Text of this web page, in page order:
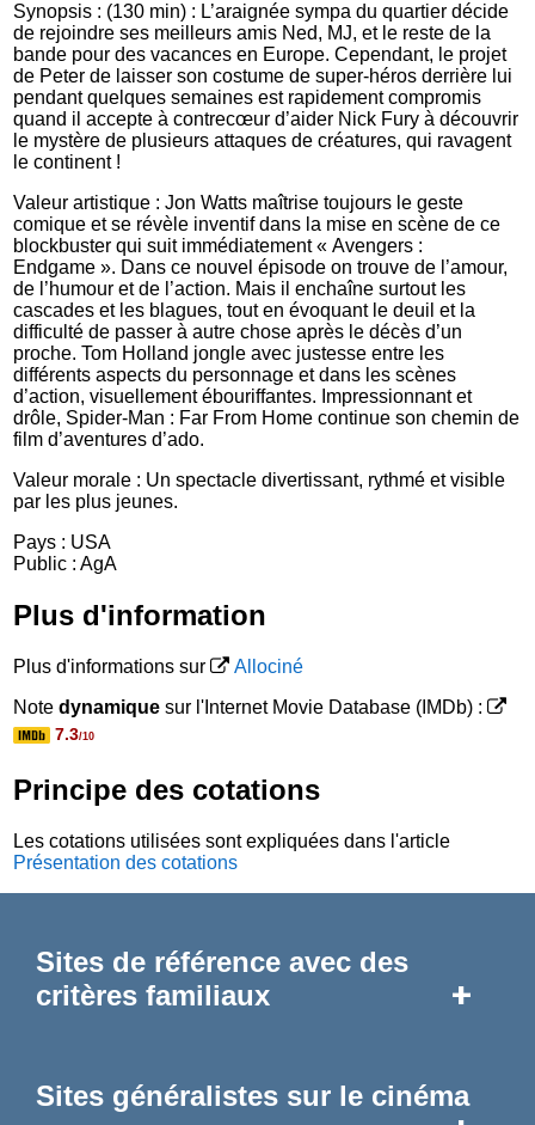
Synopsis : (130 min) : L’araignée sympa du quartier décide
de rejoindre ses meilleurs amis Ned, MJ, et le reste de la
bande pour des vacances en Europe. Cependant, le projet
de Peter de laisser son costume de super-héros derrière lui
pendant quelques semaines est rapidement compromis
quand il accepte à contrecœur d’aider Nick Fury à découvrir
le mystère de plusieurs attaques de créatures, qui ravagent
le continent !
Valeur artistique : Jon Watts maîtrise toujours le geste
comique et se révèle inventif dans la mise en scène de ce
blockbuster qui suit immédiatement « Avengers :
Endgame ». Dans ce nouvel épisode on trouve de l’amour,
de l’humour et de l’action. Mais il enchaîne surtout les
cascades et les blagues, tout en évoquant le deuil et la
difficulté de passer à autre chose après le décès d’un
proche. Tom Holland jongle avec justesse entre les
différents aspects du personnage et dans les scènes
d’action, visuellement ébouriffantes. Impressionnant et
drôle, Spider-Man : Far From Home continue son chemin de
film d’aventures d’ado.
Valeur morale : Un spectacle divertissant, rythmé et visible
par les plus jeunes.
Pays : USA
Public : AgA
Plus d'information
Plus d'informations sur
Allociné
Notedynamique sur l'Internet Movie Database (IMDb) :
7.3/10
Principe des cotations
Les cotations utilisées sont expliquées dans l'article
Présentation des cotations
Sites de référence avec des
critères familiaux
+
Sites généralistes sur le cinéma